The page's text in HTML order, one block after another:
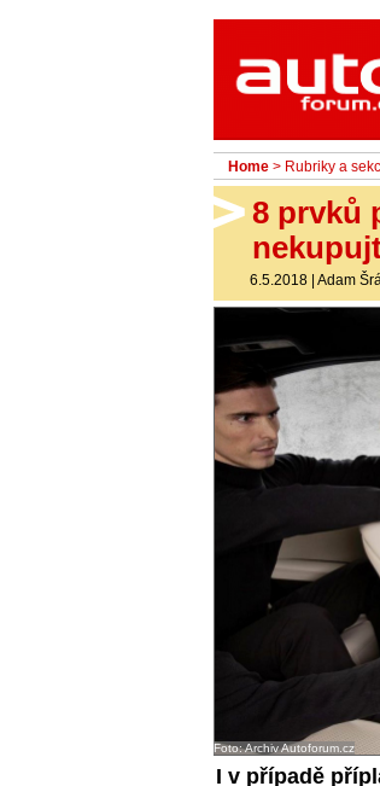
Home > Rubriky a
8 prvků
6.5.2018 | Adam
Foto: Archiv Autoforum.cz
I v případě